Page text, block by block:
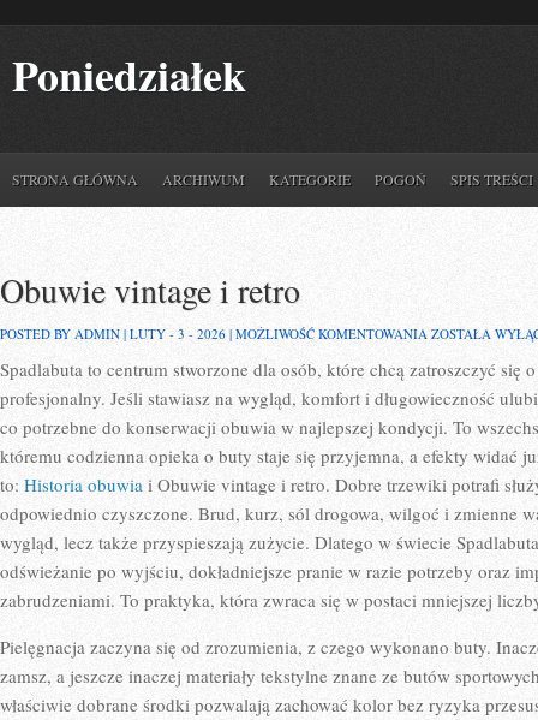
Poniedziałek
STRONA GŁÓWNA ARCHIWUM KATEGORIE POGOŃ SPIS TREŚCI
Obuwie vintage i retro
POSTED BY ADMIN | LUTY - 3 - 2026 | MOŻLIWOŚĆ KOMENTOWANIA OBUWIE
I
ZOSTAŁA
Spadlabuta to centrum stworzone dla osób, które chcą zatroszczyć się
profesjonalny. Jeśli stawiasz na wygląd, komfort i długowieczność
co potrzebne do konserwacji obuwia w najlepszej kondycji. To
któremu codzienna opieka o buty staje się przyjemna, a efekty widać
to: Historia obuwia i Obuwie vintage i retro. Dobre trzewiki potrafi
odpowiednio czyszczone. Brud, kurz, sól drogowa, wilgoć i zmienne
wygląd, lecz także przyspieszają zużycie. Dlatego w świecie
odświeżanie po wyjściu, dokładniejsze pranie w razie potrzeby oraz
zabrudzeniami. To praktyka, która zwraca się w postaci mniejszej
Pielęgnacja zaczyna się od zrozumienia, z czego wykonano buty.
zamsz, a jeszcze inaczej materiały tekstylne znane ze butów
właściwie dobrane środki pozwalają zachować kolor bez ryzyka